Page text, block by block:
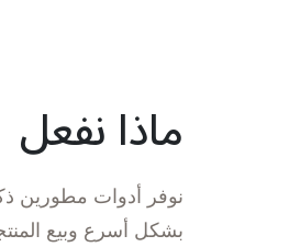
ماذا نفعل
نوفر أدوات مطورين
بشكل أسرع وبيع